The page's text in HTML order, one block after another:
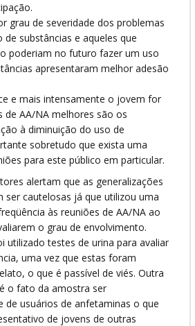
grau de severidade dos problemas
substâncias e aqueles que
poderiam no futuro fazer um uso
apresentaram melhor adesão
e mais intensamente o jovem for
de AA/NA melhores são os
à diminuição do uso de
sobretudo que exista uma
para este público em particular.
alertam que as generalizações
ser cautelosas já que utilizou uma
às reuniões de AA/NA ao
o grau de envolvimento.
utilizado testes de urina para avaliar
uma vez que estas foram
o que é passível de viés. Outra
o fato da amostra ser
de usuários de anfetaminas o que
de jovens de outras